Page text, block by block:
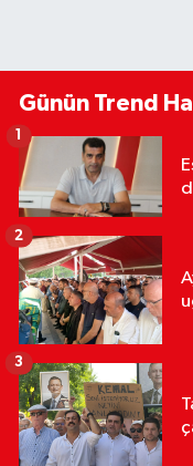
Günün Trend
1
2
3